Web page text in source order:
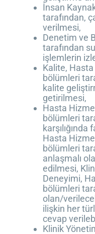
İnsan
tarafından,
verilmesi,
Denetim ve
tarafından
işlemlerin
Kalite,
bölümleri
kalite
getirilmesi,
Hasta
bölümleri
karşılığında
Hasta
bölümleri
anlaşmalı
edilmesi,
Deneyimi,
bölümleri
olan/
ilişkin her
cevap
Klinik